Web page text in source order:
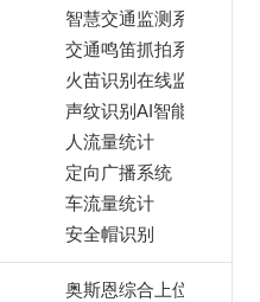
智慧交通监测系统
交通鸣笛抓拍系统
火苗识别在线监测
声纹识别AI智能模块
人流量统计
定向广播系统
车流量统计
安全帽识别
奥斯恩综合上位机